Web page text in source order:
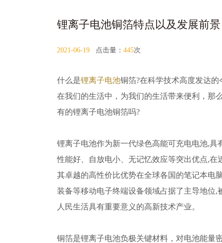
锂离子电池铜箔特点以及发展前景
2021-06-19 点击量： 445次
什么是锂离子电池铜箔?在科学技术高度发达
在我们的生活中，为我们的生活带来便利，那
有的锂离子电池铜箔吗?
锂离子电池作为新一代绿色高能可充电电池,具
性能好、自放电小、无记忆效应等突出优点,在
其卓越的高性价比优势在全球各国的笔记本电
装备等移动电子终端设备领域占据了主导地位,
人民生活具有重要意义的高新技术产业。
铜箔是锂离子电池负极关键材料，对电池能量